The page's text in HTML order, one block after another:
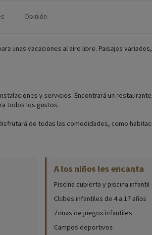
Opinión
unas vacaciones al aire libre. Paisajes
y servicios. Encontrará un
todos los gustos.
de todas las comodidades, como
edad del club, contenido del paquete para
lo pasará en grande en familia. Los
¿por qué no se relaja en la zona de relajación?
pista de voleibol y una zona de petanca.
más lúdicas, no dude en solicitar el préstamo
A los niños les encanta
Piscina cubierta y piscina infantil
Clubes infantiles de 4 a 17 años
Zonas de juegos infantiles
Campos deportivos